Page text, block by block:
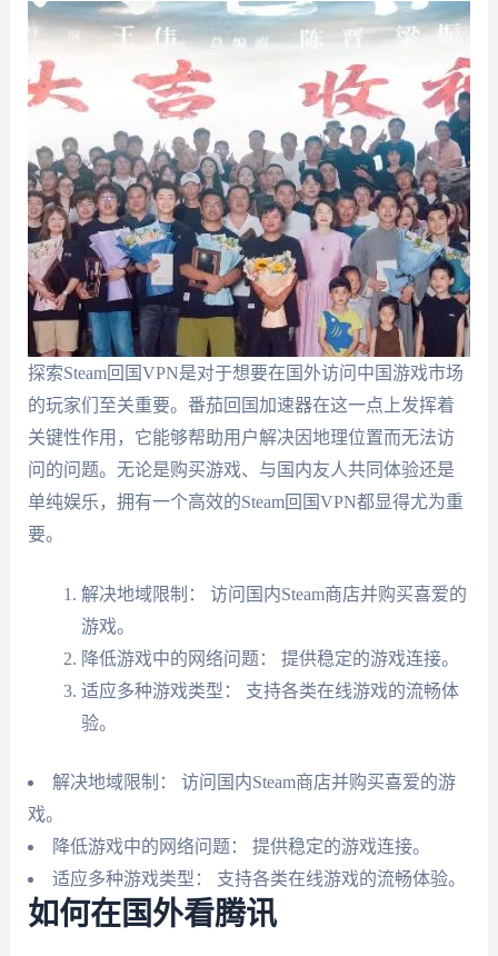
探索Steam回国VPN是对于想要在国外访问中国游戏市场
的玩家们至关重要。番茄回国加速器在这一点上发挥着
关键性作用，它能够帮助用户解决因地理位置而无法访
问的问题。无论是购买游戏、与国内友人共同体验还是
单纯娱乐，拥有一个高效的Steam回国VPN都显得尤为重
要。
解决地域限制： 访问国内Steam商店并购买喜爱的
游戏。
降低游戏中的网络问题： 提供稳定的游戏连接。
适应多种游戏类型： 支持各类在线游戏的流畅体
验。
解决地域限制： 访问国内Steam商店并购买喜爱的游
戏。
降低游戏中的网络问题： 提供稳定的游戏连接。
适应多种游戏类型： 支持各类在线游戏的流畅体验。
如何在国外看腾讯